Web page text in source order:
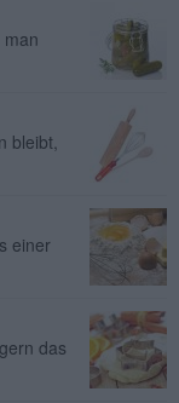
bleibt,
einer
das